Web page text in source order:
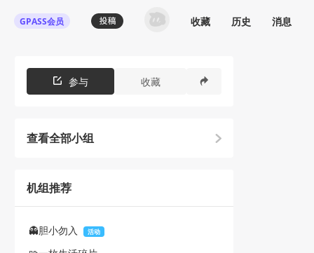
GPASS会员 收藏 历史 消息
参与 收藏
查看全部小组
机组推荐
👻胆小勿入 活动